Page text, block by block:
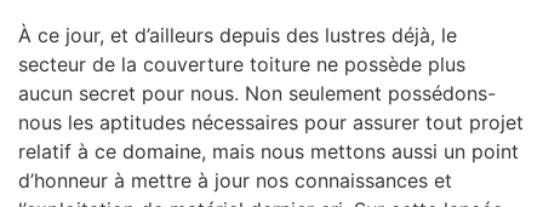
À ce jour, et d’ailleurs depuis des lustres déjà, le
secteur de la couverture toiture ne possède plus
aucun secret pour nous. Non seulement possédons-
nous les aptitudes nécessaires pour assurer tout projet
relatif à ce domaine, mais nous mettons aussi un point
d’honneur à mettre à jour nos connaissances et